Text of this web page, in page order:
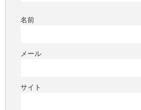
名前
メール
サイト